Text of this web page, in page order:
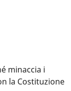
minaccia i
la Costituzione